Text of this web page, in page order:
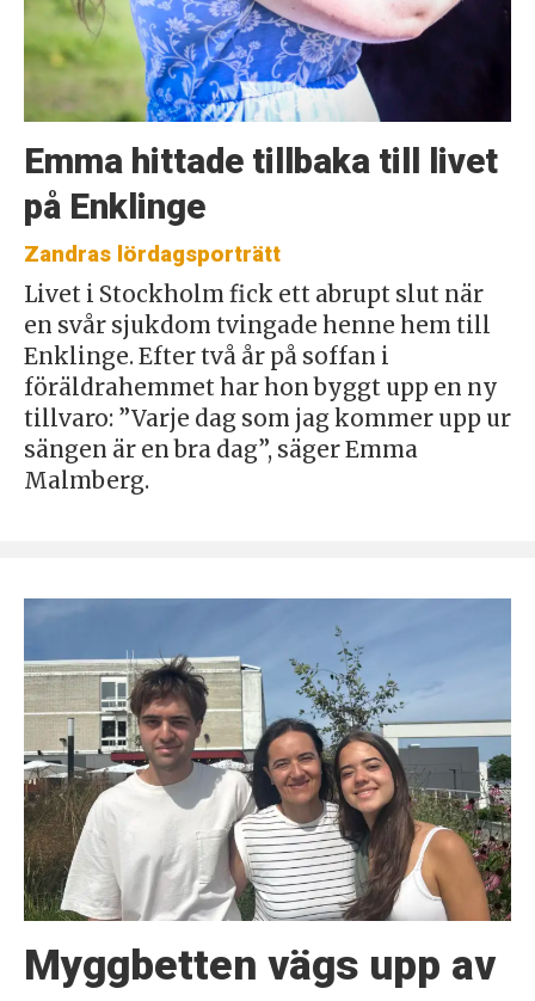
Emma hittade tillbaka till livet
på Enklinge
Zandras lördagsporträtt
Livet i Stockholm fick ett abrupt slut när
en svår sjukdom tvingade henne hem till
Enklinge. Efter två år på soffan i
föräldrahemmet har hon byggt upp en ny
tillvaro: ”Varje dag som jag kommer upp ur
sängen är en bra dag”, säger Emma
Malmberg.
Myggbetten vägs upp av